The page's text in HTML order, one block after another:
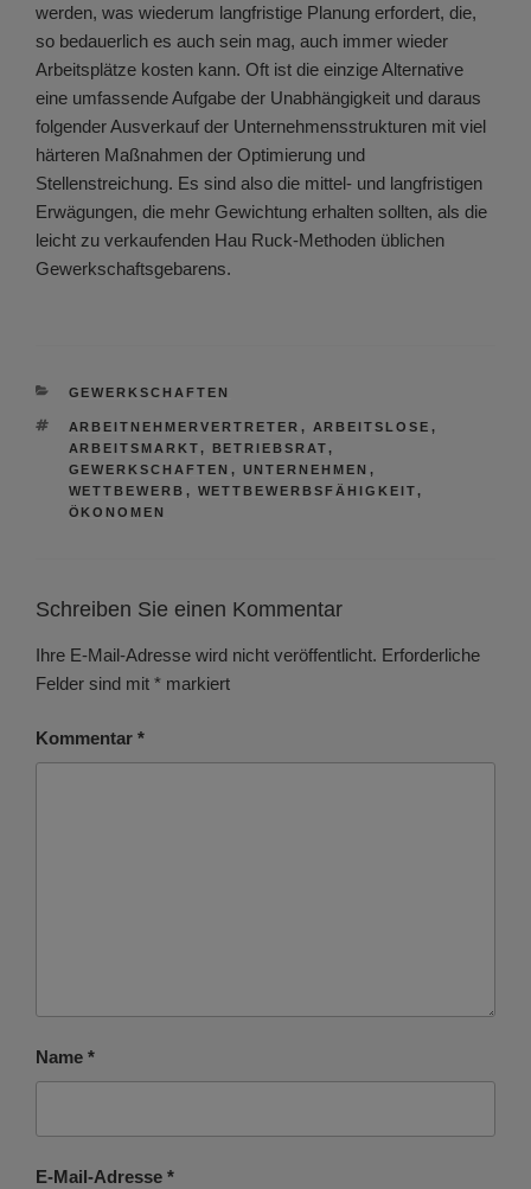
werden, was wiederum langfristige Planung erfordert, die,
so bedauerlich es auch sein mag, auch immer wieder
Arbeitsplätze kosten kann. Oft ist die einzige Alternative
eine umfassende Aufgabe der Unabhängigkeit und daraus
folgender Ausverkauf der Unternehmensstrukturen mit viel
härteren Maßnahmen der Optimierung und
Stellenstreichung. Es sind also die mittel- und langfristigen
Erwägungen, die mehr Gewichtung erhalten sollten, als die
leicht zu verkaufenden Hau Ruck-Methoden üblichen
Gewerkschaftsgebarens.
KATEGORIEN
GEWERKSCHAFTEN
SCHLAGWÖRTER
ARBEITNEHMERVERTRETER , ARBEITSLOSE ,
ARBEITSMARKT , BETRIEBSRAT ,
GEWERKSCHAFTEN , UNTERNEHMEN ,
WETTBEWERB , WETTBEWERBSFÄHIGKEIT ,
ÖKONOMEN
Schreiben Sie einen Kommentar
Ihre E-Mail-Adresse wird nicht veröffentlicht. Erforderliche
Felder sind mit * markiert
Kommentar *
Name *
E-Mail-Adresse *